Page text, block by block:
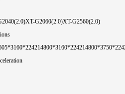
XT-G2060(2.0)XT-G2560(2.0)
14800*3160*2242